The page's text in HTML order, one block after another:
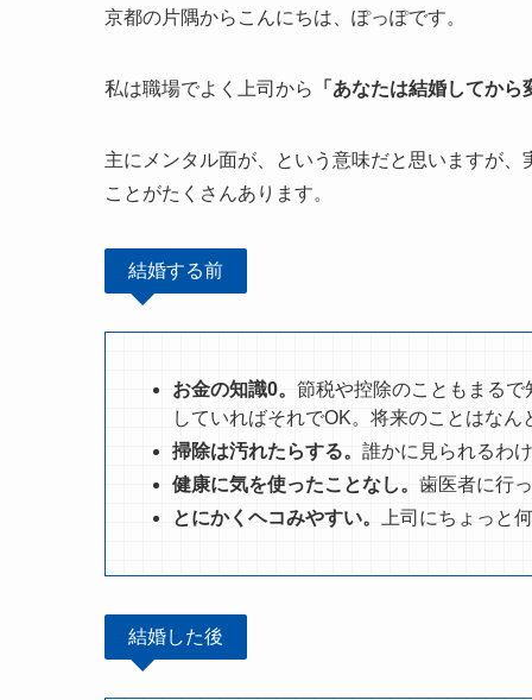
京都の片隅からこんにちは、ぽっぽです。
私は職場でよく上司から 「あなたは結婚してから
主にメンタル面が、という意味だと思いますが
ことがたくさんあります。
結婚する前
お金の知識0。 節税や控除のこともまる
していればそれでOK。将来のことはなん
掃除は汚れたらする。 誰かに見られるわ
健康に気を使ったことなし。 歯医者に行
とにかくヘコみやすい。
上司にちょっと
結婚した後